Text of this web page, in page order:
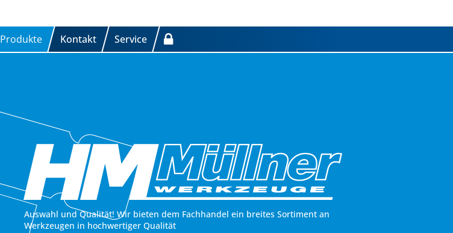
Produkte Kontakt Service
Auswahl und Qualität! Wir bieten dem Fachhandel ein breites Sortiment an
Werkzeugen in hochwertiger Qualität